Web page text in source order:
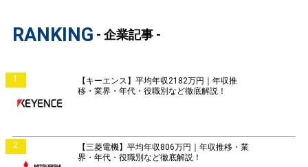
RANKING - 企業記事 -
1
【キーエンス】平均年収2182万円｜年収推
移・業界・年代・役職別など徹底解説！
2
【三菱電機】平均年収806万円｜年収推移・業
界・年代・役職別など徹底解説！